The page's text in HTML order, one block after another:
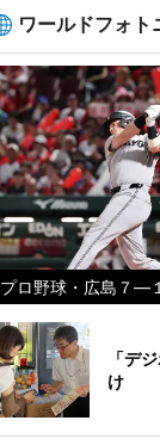
ワールドフォト
プロ野球・広島７―
「デ
け